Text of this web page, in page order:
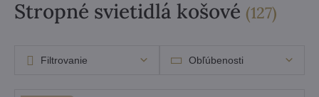
Stropné svietidlá košové (127)
Obľúbenosti
Filtrovanie